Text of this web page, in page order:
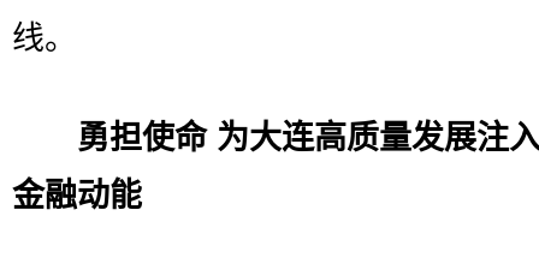
线。
勇担使命 为大连高质量发展注
金融动能